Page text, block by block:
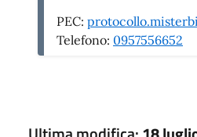
PEC:
Telefono: 0957556652